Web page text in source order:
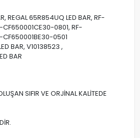
REGAL 65R854UQ LED BAR, RF-
0801, RF-
CF650001BE30-0501
BAR, V10138523 ,
BAR
SIFIR VE ORJİNAL KALİTEDE